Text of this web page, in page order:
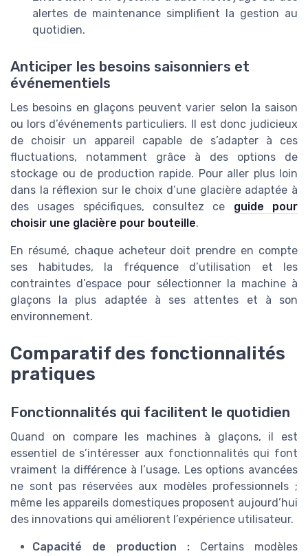
alertes de maintenance simplifient la gestion au
quotidien.
Anticiper les besoins saisonniers et
événementiels
Les besoins en glaçons peuvent varier selon la saison
ou lors d’événements particuliers. Il est donc judicieux
de choisir un appareil capable de s’adapter à ces
fluctuations, notamment grâce à des options de
stockage ou de production rapide. Pour aller plus loin
dans la réflexion sur le choix d’une glacière adaptée à
des usages spécifiques, consultez ce guide pour
choisir une glacière pour bouteille.
En résumé, chaque acheteur doit prendre en compte
ses habitudes, la fréquence d’utilisation et les
contraintes d’espace pour sélectionner la machine à
glaçons la plus adaptée à ses attentes et à son
environnement.
Comparatif des fonctionnalités
pratiques
Fonctionnalités qui facilitent le quotidien
Quand on compare les machines à glaçons, il est
essentiel de s’intéresser aux fonctionnalités qui font
vraiment la différence à l’usage. Les options avancées
ne sont pas réservées aux modèles professionnels ;
même les appareils domestiques proposent aujourd’hui
des innovations qui améliorent l’expérience utilisateur.
Capacité de production : Certains modèles